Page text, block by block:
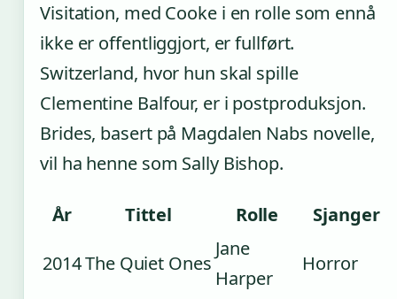
Visitation, med Cooke i en rolle som ennå
ikke er offentliggjort, er fullført.
Switzerland, hvor hun skal spille
Clementine Balfour, er i postproduksjon.
Brides, basert på Magdalen Nabs novelle,
vil ha henne som Sally Bishop.
År Tittel Rolle Sjanger
2014The Quiet Ones
Jane
Harper
Horror